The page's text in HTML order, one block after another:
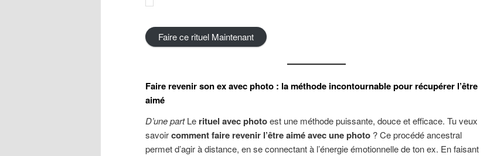
Faire ce rituel Maintenant
Faire revenir son ex avec photo : la méthode incontournable pour récupérer l’être
aimé
D’une partLe rituel avec photoest une méthode puissante, douce et efficace. Tu veux
savoircomment faire revenir l’être aimé avec une photo ? Ce procédé ancestral
permet d’agir à distance, en se connectant à l’énergie émotionnelle de ton ex. En faisant